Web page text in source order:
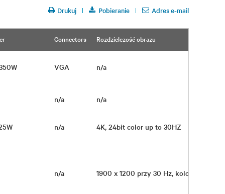
Drukuj Pobieranie Adres e-mail
Connectors Rozdzielczość obrazu
VGA n/a
n/a n/a
n/a
4K, 24bit color up to 30HZ
n/a
1900 x 1200 przy 30 Hz, kolor 16-